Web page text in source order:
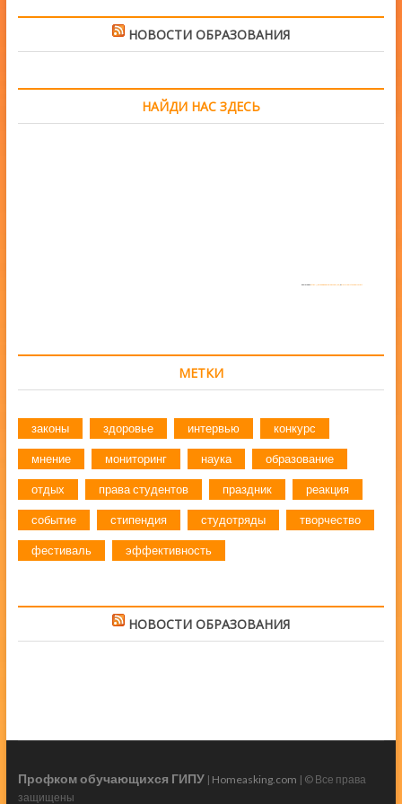
НОВОСТИ ОБРАЗОВАНИЯ
НАЙДИ НАС ЗДЕСЬ
МЕТКИ
законы здоровье интервью конкурс
мнение мониторинг наука образование
отдых права студентов праздник реакция
событие стипендия студотряды творчество
фестиваль эффективность
НОВОСТИ ОБРАЗОВАНИЯ
Профком обучающихся ГИПУ| Homeasking.com | © Все права
защищены